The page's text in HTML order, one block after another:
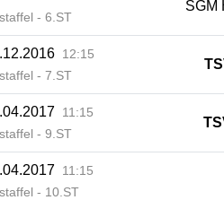
- 6.ST
SGM
12:15
- 7.ST
11:15
- 9.ST
11:15
- 10.ST